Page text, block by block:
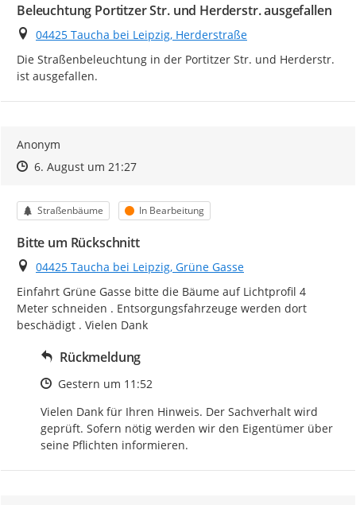
Beleuchtung Portitzer Str. und Herderstr. ausgefallen
Ort
04425 Taucha bei Leipzig, Herderstraße
Die Straßenbeleuchtung in der Portitzer Str. und Herderstr.
ist ausgefallen.
Anonym
Zeitpunkt des Erstellens
Zeitpunkt des Erstellens
6. August um 21:27Zur Äußerung
Kategorie
Straßenbäume Status
In Bearbeitung
Bitte um Rückschnitt
Ort
04425 Taucha bei Leipzig, Grüne Gasse
Einfahrt Grüne Gasse bitte die Bäume auf Lichtprofil 4
Meter schneiden . Entsorgungsfahrzeuge werden dort
beschädigt . Vielen Dank
Rückmeldung
Zeitpunkt des Erstellens
Gestern um 11:52
Vielen Dank für Ihren Hinweis. Der Sachverhalt wird
geprüft. Sofern nötig werden wir den Eigentümer über
seine Pflichten informieren.